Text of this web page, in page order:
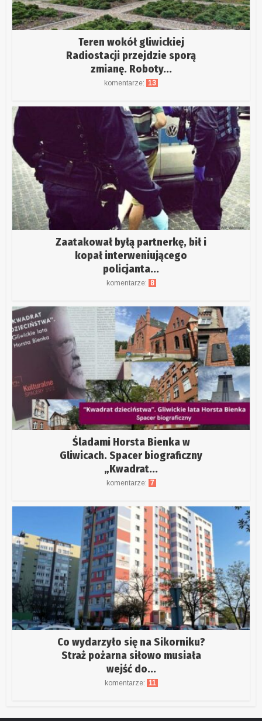
Teren wokół gliwickiej
Radiostacji przejdzie sporą
zmianę. Roboty...
komentarze: 13
Zaatakował byłą partnerkę, bił i
kopał interweniującego
policjanta...
komentarze: 8
Śladami Horsta Bienka w
Gliwicach. Spacer biograficzny
„Kwadrat...
komentarze: 7
Co wydarzyło się na Sikorniku?
Straż pożarna siłowo musiała
wejść do...
komentarze: 11